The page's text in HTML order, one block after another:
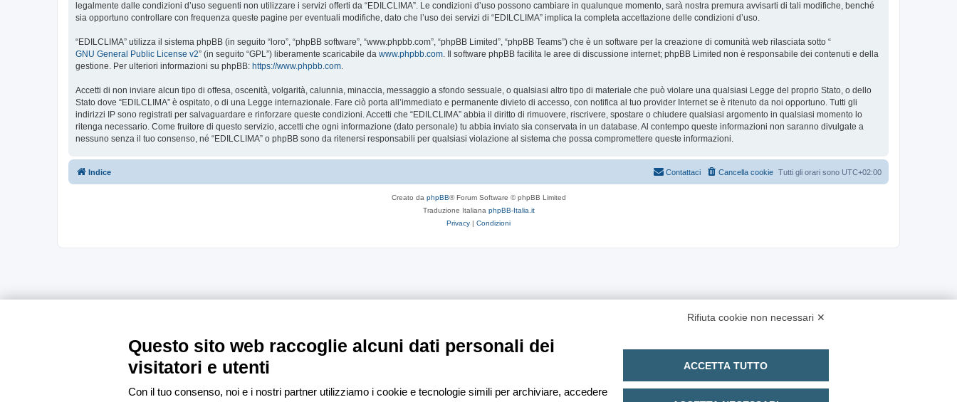
legalmente dalle condizioni d’uso seguenti non utilizzare i servizi offerti da “EDILCLIMA”. Le condizioni d’uso possono cambiare in qualunque momento, sarà nostra premura avvisarti di tali modifiche, benché
sia opportuno controllare con frequenza queste pagine per eventuali modifiche, dato che l’uso dei servizi di “EDILCLIMA” implica la completa accettazione delle condizioni d’uso.
“EDILCLIMA” utilizza il sistema phpBB (in seguito “loro”, “phpBB software”, “www.phpbb.com”, “phpBB Limited”, “phpBB Teams”) che è un software per la creazione di comunità web rilasciata sotto “
GNU General Public License v2” (in seguito “GPL”) liberamente scaricabile da www.phpbb.com. Il software phpBB facilita le aree di discussione internet; phpBB Limited non è responsabile dei contenuti e della
gestione. Per ulteriori informazioni su phpBB: https://www.phpbb.com.
Accetti di non inviare alcun tipo di offesa, oscenità, volgarità, calunnia, minaccia, messaggio a sfondo sessuale, o qualsiasi altro tipo di materiale che può violare una qualsiasi Legge del proprio Stato, o dello
Stato dove “EDILCLIMA” è ospitato, o di una Legge internazionale. Fare ciò porta all’immediato e permanente divieto di accesso, con notifica al tuo provider Internet se è ritenuto da noi opportuno. Tutti gli
indirizzi IP sono registrati per salvaguardare e rinforzare queste condizioni. Accetti che “EDILCLIMA” abbia il diritto di rimuovere, riscrivere, spostare o chiudere qualsiasi argomento in qualsiasi momento lo
ritenga necessario. Come fruitore di questo servizio, accetti che ogni informazione (dato personale) tu abbia inviato sia conservata in un database. Al contempo queste informazioni non saranno divulgate a
nessuno senza il tuo consenso, né “EDILCLIMA” o phpBB sono da ritenersi responsabili per qualsiasi violazione al sistema che possa compromettere queste informazioni.
Indice Tutti gli orari sono UTC+02:00
Cancella cookie
Contattaci
Creato da phpBB® Forum Software © phpBB Limited
Traduzione Italiana phpBB-Italia.it
Privacy | Condizioni
Rifiuta cookie non necessari ✕
Questo sito web raccoglie alcuni dati personali dei
visitatori e utenti
Con il tuo consenso, noi e i nostri partner utilizziamo i cookie e tecnologie simili per archiviare, accedere
ACCETTA TUTTO